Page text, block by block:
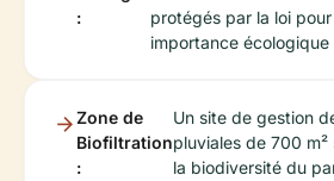
:
protégés par la loi
importance écologique
Zone de
Biofiltration
:
Un site de gestion
pluviales de 700 m²
la biodiversité du